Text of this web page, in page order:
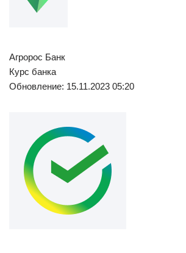
Агророс Банк
Курс банка
Обновление: 15.11.2023 05:20